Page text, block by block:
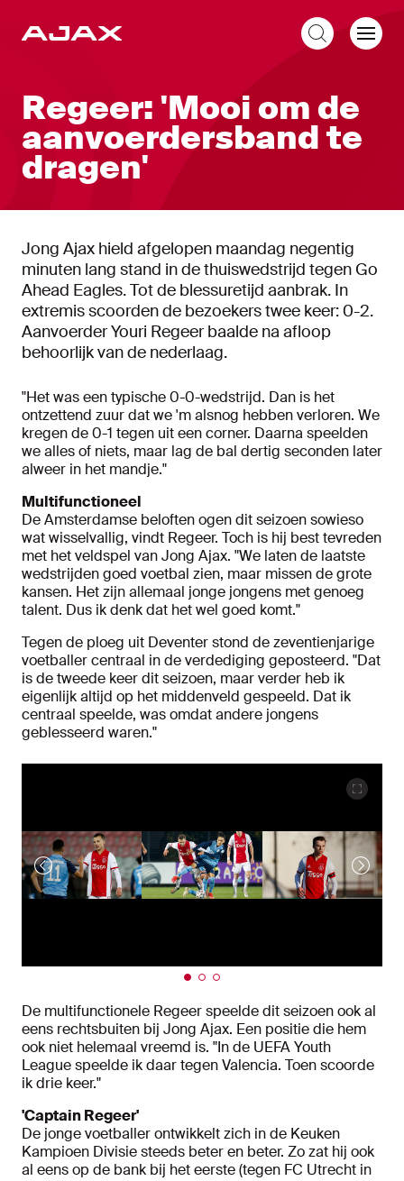
Regeer: 'Mooi om de
aanvoerdersband te
dragen'
Jong Ajax hield afgelopen maandag negentig
minuten lang stand in de thuiswedstrijd tegen Go
Ahead Eagles. Tot de blessuretijd aanbrak. In
extremis scoorden de bezoekers twee keer: 0-2.
Aanvoerder Youri Regeer baalde na afloop
behoorlijk van de nederlaag.
"Het was een typische 0-0-wedstrijd. Dan is het
ontzettend zuur dat we 'm alsnog hebben verloren. We
kregen de 0-1 tegen uit een corner. Daarna speelden
we alles of niets, maar lag de bal dertig seconden later
alweer in het mandje."
Multifunctioneel
De Amsterdamse beloften ogen dit seizoen sowieso
wat wisselvallig, vindt Regeer. Toch is hij best tevreden
met het veldspel van Jong Ajax. "We laten de laatste
wedstrijden goed voetbal zien, maar missen de grote
kansen. Het zijn allemaal jonge jongens met genoeg
talent. Dus ik denk dat het wel goed komt."
Tegen de ploeg uit Deventer stond de zeventienjarige
voetballer centraal in de verdediging geposteerd. "Dat
is de tweede keer dit seizoen, maar verder heb ik
eigenlijk altijd op het middenveld gespeeld. Dat ik
centraal speelde, was omdat andere jongens
geblesseerd waren."
De multifunctionele Regeer speelde dit seizoen ook al
eens rechtsbuiten bij Jong Ajax. Een positie die hem
ook niet helemaal vreemd is. "In de UEFA Youth
League speelde ik daar tegen Valencia. Toen scoorde
ik drie keer."
'Captain Regeer'
De jonge voetballer ontwikkelt zich in de Keuken
Kampioen Divisie steeds beter en beter. Zo zat hij ook
al eens op de bank bij het eerste (tegen FC Utrecht in